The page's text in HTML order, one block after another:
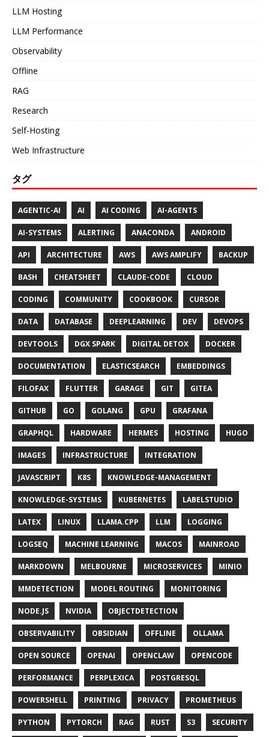
LLM Hosting
LLM Performance
Observability
Offline
RAG
Research
Self-Hosting
Web Infrastructure
タグ
AGENTIC-AI AI AI CODING AI-AGENTS
AI-SYSTEMS ALERTING ANACONDA ANDROID
API ARCHITECTURE AWS AWS AMPLIFY BACKUP
BASH CHEATSHEET CLAUDE-CODE CLOUD
CODING COMMUNITY COOKBOOK CURSOR
DATA DATABASE DEEPLEARNING DEV DEVOPS
DEVTOOLS DGX SPARK DIGITAL DETOX DOCKER
DOCUMENTATION ELASTICSEARCH EMBEDDINGS
FILOFAX FLUTTER GARAGE GIT GITEA
GITHUB GO GOLANG GPU GRAFANA
GRAPHQL HARDWARE HERMES HOSTING HUGO
IMAGES INFRASTRUCTURE INTEGRATION
JAVASCRIPT K8S KNOWLEDGE-MANAGEMENT
KNOWLEDGE-SYSTEMS KUBERNETES LABELSTUDIO
LATEX LINUX LLAMA.CPP LLM LOGGING
LOGSEQ MACHINE LEARNING MACOS MAINROAD
MARKDOWN MELBOURNE MICROSERVICES MINIO
MMDETECTION MODEL ROUTING MONITORING
NODE.JS NVIDIA OBJECTDETECTION
OBSERVABILITY OBSIDIAN OFFLINE OLLAMA
OPEN SOURCE OPENAI OPENCLAW OPENCODE
PERFORMANCE PERPLEXICA POSTGRESQL
POWERSHELL PRINTING PRIVACY PROMETHEUS
PYTHON PYTORCH RAG RUST S3 SECURITY